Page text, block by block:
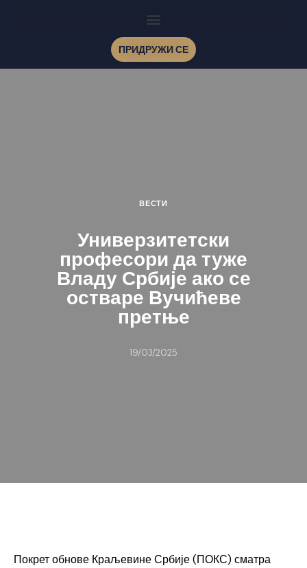
ПРИДРУЖИ СЕ
ВЕСТИ
Универзитетски
професори да туже
Владу Србије ако се
остваре Вучићеве
претње
19/03/2025
Покрет обнове Краљевине Србије (ПОКС) сматра